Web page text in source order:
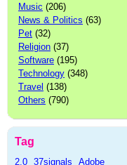
Music (206)
News & Politics (63)
Pet (32)
Religion (37)
Software (195)
Technology (348)
Travel (138)
Others (790)
Tag
2.0 37signals
Adobe